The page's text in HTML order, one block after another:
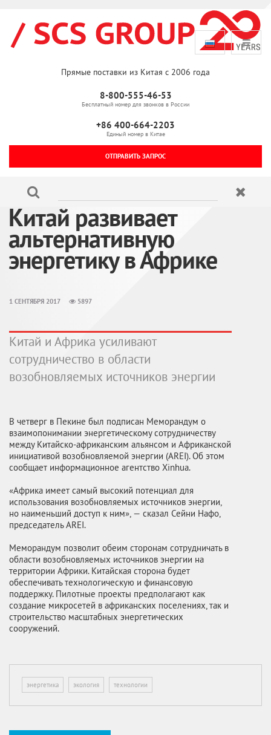
Прямые поставки из Китая с 2006 года
8-800-555-46-53
Бесплатный номер для звонков в России
+86 400-664-2203
Единый номер в Китае
ОТПРАВИТЬ ЗАПРОС
Китай развивает
альтернативную
энергетику в Африке
1 СЕНТЯБРЯ 2017 5897
Китай и Африка усиливают
сотрудничество в области
возобновляемых источников энергии
В четверг в Пекине был подписан Меморандум о
взаимопонимании энергетическому сотрудничеству
между Китайско-африканским альянсом и Африканской
инициативой возобновляемой энергии (AREI). Об этом
сообщает информационное агентство Xinhua .
«Африка имеет самый высокий потенциал для
использования возобновляемых источников энергии,
но наименьший доступ к ним», — сказал Сейни Нафо,
председатель AREI.
Меморандум позволит обеим сторонам сотрудничать в
области возобновляемых источников энергии на
территории Африки. Китайская сторона будет
обеспечивать технологическую и финансовую
поддержку. Пилотные проекты предполагают как
создание микросетей в африканских поселениях, так и
строительство масштабных энергетических
сооружений.
энергетика экология технологии